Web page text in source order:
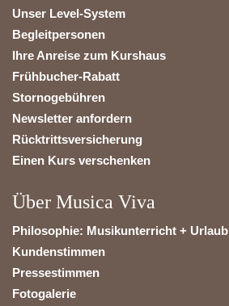
Unser Level-System
Begleitpersonen
Ihre Anreise zum Kurshaus
Frühbucher-Rabatt
Stornogebühren
Newsletter anfordern
Rücktrittsversicherung
Einen Kurs verschenken
Über Musica Viva
Philosophie: Musikunterricht + Urlaub
Kundenstimmen
Pressestimmen
Fotogalerie